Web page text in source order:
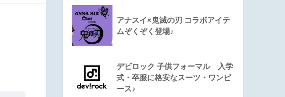
アナスイ×鬼滅の刃 コラボアイテ
ムぞくぞく登場♪
デビロック 子供フォーマル 入学
式・卒服に格安なスーツ・ワンピ
ース♪